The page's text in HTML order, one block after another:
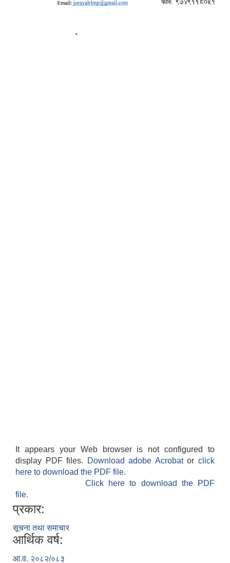
It appears your Web browser is not configured to
display PDF files.
Download adobe Acrobatorclick
here to download the PDF file.
Click here to download the PDF
file.
प्रकार:
सूचना तथा समाचार
आर्थिक वर्ष:
आ.व. २०८२/०८३